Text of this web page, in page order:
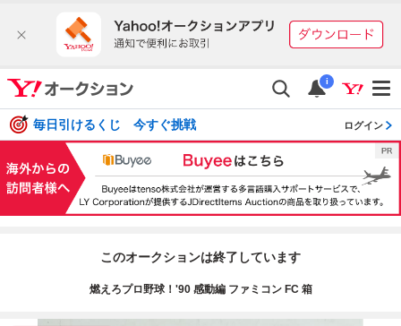
i
毎日引けるくじ 今すぐ挑戦 ログイン
このオークションは終了しています
燃えろプロ野球！'90 感動編 ファミコン FC 箱